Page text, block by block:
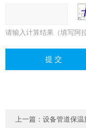
请输入计算结果（填写阿
上一篇：设备管道保